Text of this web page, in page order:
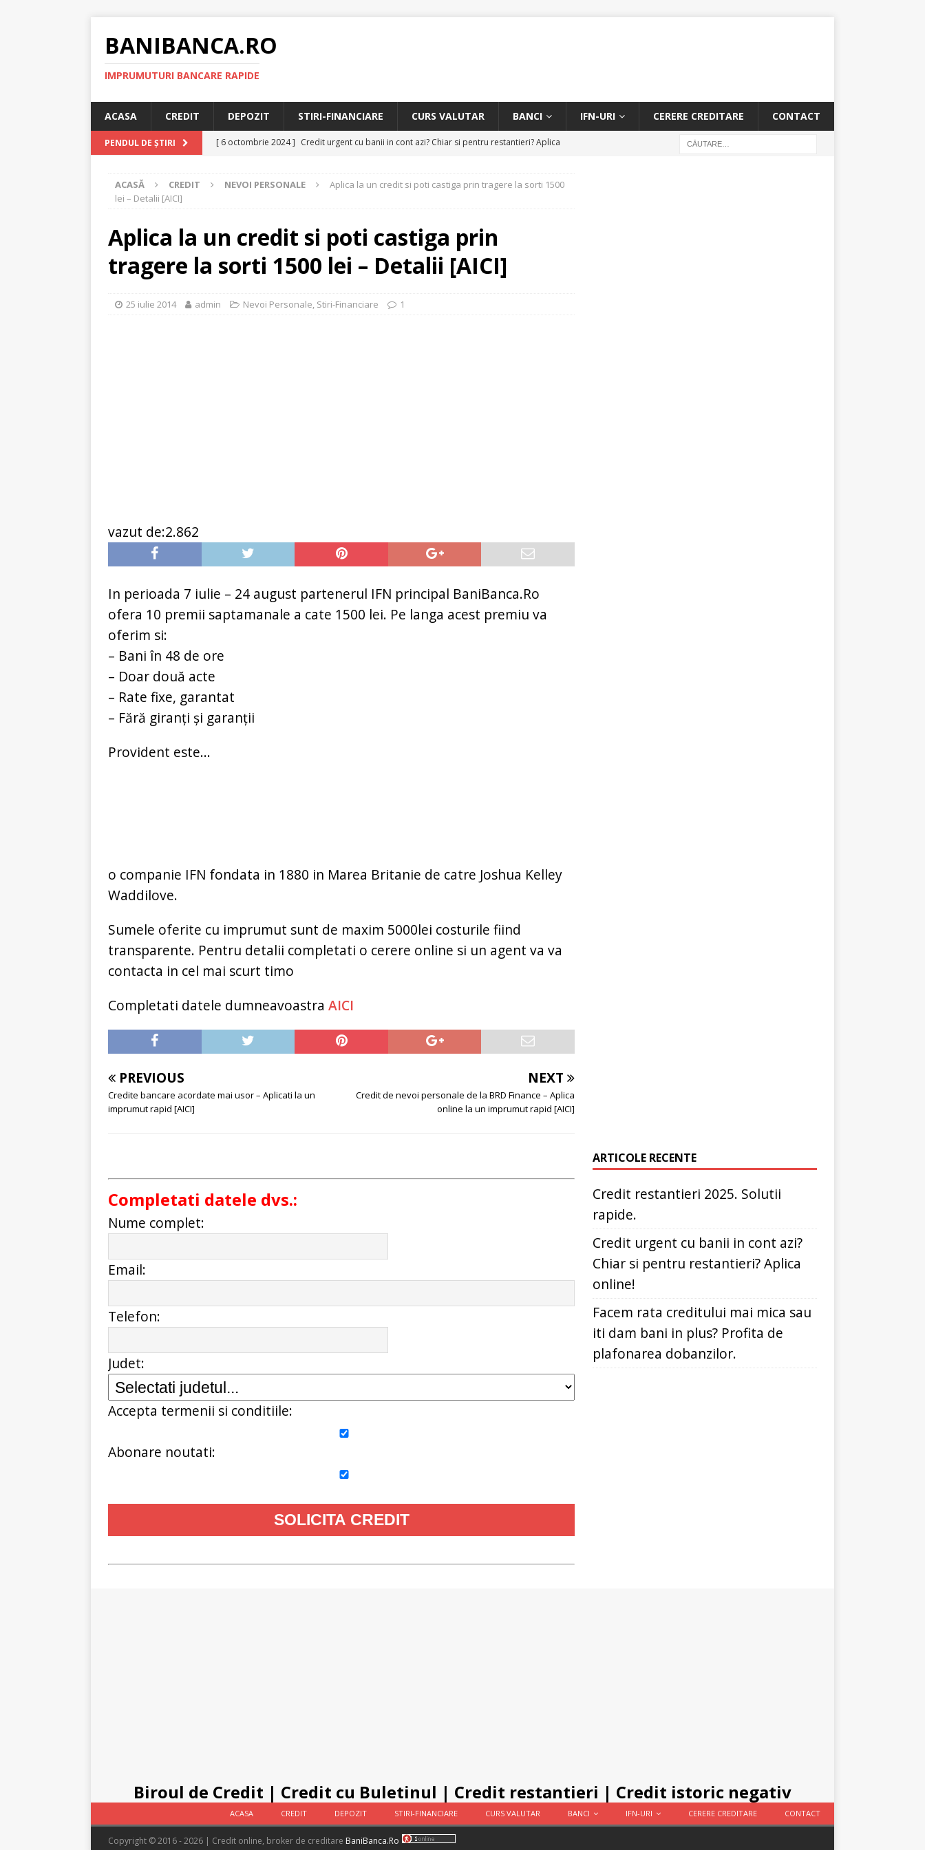
BANIBANCA.RO
IMPRUMUTURI BANCARE RAPIDE
ACASA CREDIT DEPOZIT STIRI-FINANCIARE CURS VALUTAR BANCI IFN-URI CERERE CREDITARE CONTACT
PENDUL DE ȘTIRI [ 6 octombrie 2024 ] Credit urgent cu banii in cont azi? Chiar si pentru restantieri? Aplica
[ 8 septembrie 2024 ] Facem rata creditului mai mica sau iti dam bani in plus? Profita de
[ 11 august 2024 ] Creditarea restantierilor si imbunatatirea scorului financiar
RAPID
RAPID
ACASĂ CREDIT NEVOI PERSONALE
Aplica la un credit si poti castiga prin tragere la sorti 1500
lei – Detalii [AICI]
Aplica la un credit si poti castiga prin
tragere la sorti 1500 lei – Detalii [AICI]
25 iulie 2014 admin Nevoi Personale, Stiri-Financiare 1
vazut de:2.862
In perioada 7 iulie – 24 august partenerul IFN principal BaniBanca.Ro
ofera 10 premii saptamanale a cate 1500 lei. Pe langa acest premiu va
oferim si:
– Bani în 48 de ore
– Doar două acte
– Rate fixe, garantat
– Fără giranți și garanții
Provident este...
o companie IFN fondata in 1880 in Marea Britanie de catre Joshua Kelley
Waddilove.
Sumele oferite cu imprumut sunt de maxim 5000lei costurile fiind
transparente. Pentru detalii completati o cerere online si un agent va va
contacta in cel mai scurt timo
Completati datele dumneavoastra AICI
PREVIOUS
Credite bancare acordate mai usor – Aplicati la un
imprumut rapid [AICI]
NEXT
Credit de nevoi personale de la BRD Finance – Aplica
online la un imprumut rapid [AICI]
Completati datele dvs.:
Nume complet:
Email:
Telefon:
Judet:
Accepta termenii si conditiile:
Abonare noutati:
ARTICOLE RECENTE
Credit restantieri 2025. Solutii
rapide.
Credit urgent cu banii in cont azi?
Chiar si pentru restantieri? Aplica
online!
Facem rata creditului mai mica sau
iti dam bani in plus? Profita de
plafonarea dobanzilor.
Biroul de Credit | Credit cu Buletinul | Credit restantieri | Credit istoric negativ
ACASA CREDIT DEPOZIT STIRI-FINANCIARE CURS VALUTAR BANCI IFN-URI CERERE CREDITARE CONTACT
Copyright © 2016 - 2026 | Credit online, broker de creditare BaniBanca.Ro